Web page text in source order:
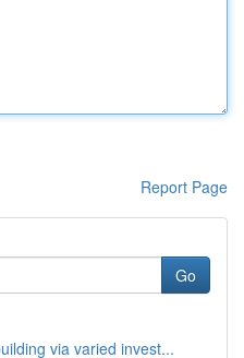
Report Page
Go
via varied invest...